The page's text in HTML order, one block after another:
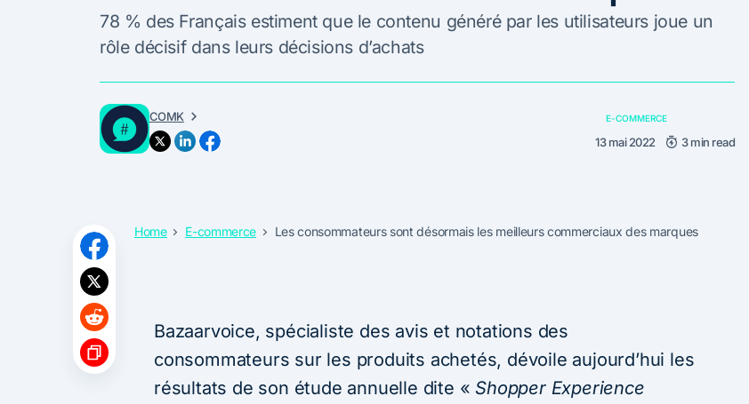
78 % des Français estiment que le contenu généré par les utilisateurs joue un
rôle décisif dans leurs décisions d’achats
COMK E-COMMERCE
13 mai 2022 3 min read
Home E-commerce Les consommateurs sont désormais les meilleurs commerciaux des marques
Bazaarvoice, spécialiste des avis et notations des
consommateurs sur les produits achetés, dévoile aujourd’hui les
résultats de son étude annuelle dite «Shopper Experience